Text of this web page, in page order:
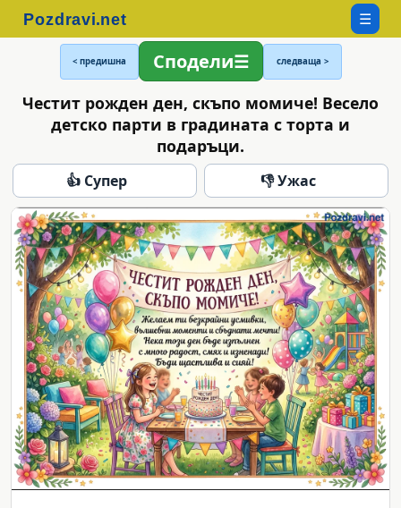
☰
< предишна Сподели следваща >
Честит рожден ден, скъпо момиче! Весело
детско парти в градината с торта и
подаръци.
👍 Супер 👎 Ужас